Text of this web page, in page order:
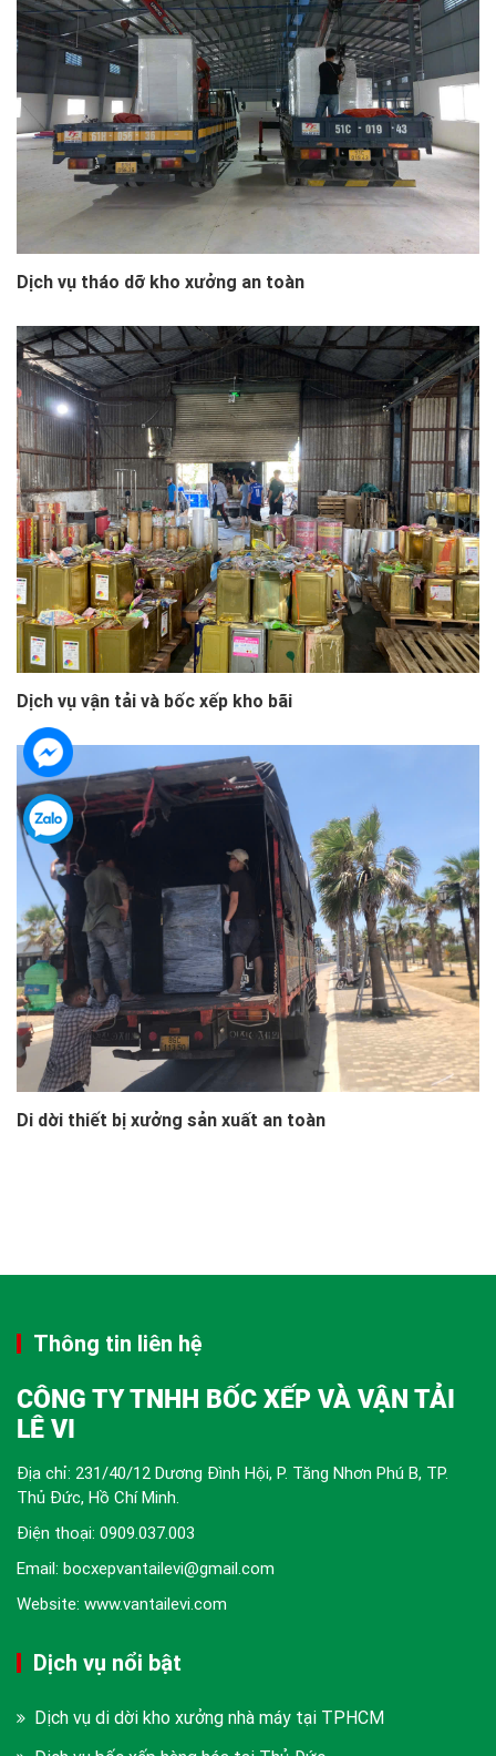
Dịch vụ tháo dỡ kho xưởng an toàn
Dịch vụ vận tải và bốc xếp kho bãi
Di dời thiết bị xưởng sản xuất an toàn
Thông tin liên hệ
CÔNG TY TNHH BỐC XẾP VÀ VẬN TẢI
LÊ VI
Địa chỉ: 231/40/12 Dương Đình Hội, P. Tăng Nhơn Phú B, TP.
Thủ Đức, Hồ Chí Minh.
Điện thoại: 0909.037.003
Email: bocxepvantailevi@gmail.com
Website: www.vantailevi.com
Dịch vụ nổi bật
Dịch vụ di dời kho xưởng nhà máy tại TPHCM